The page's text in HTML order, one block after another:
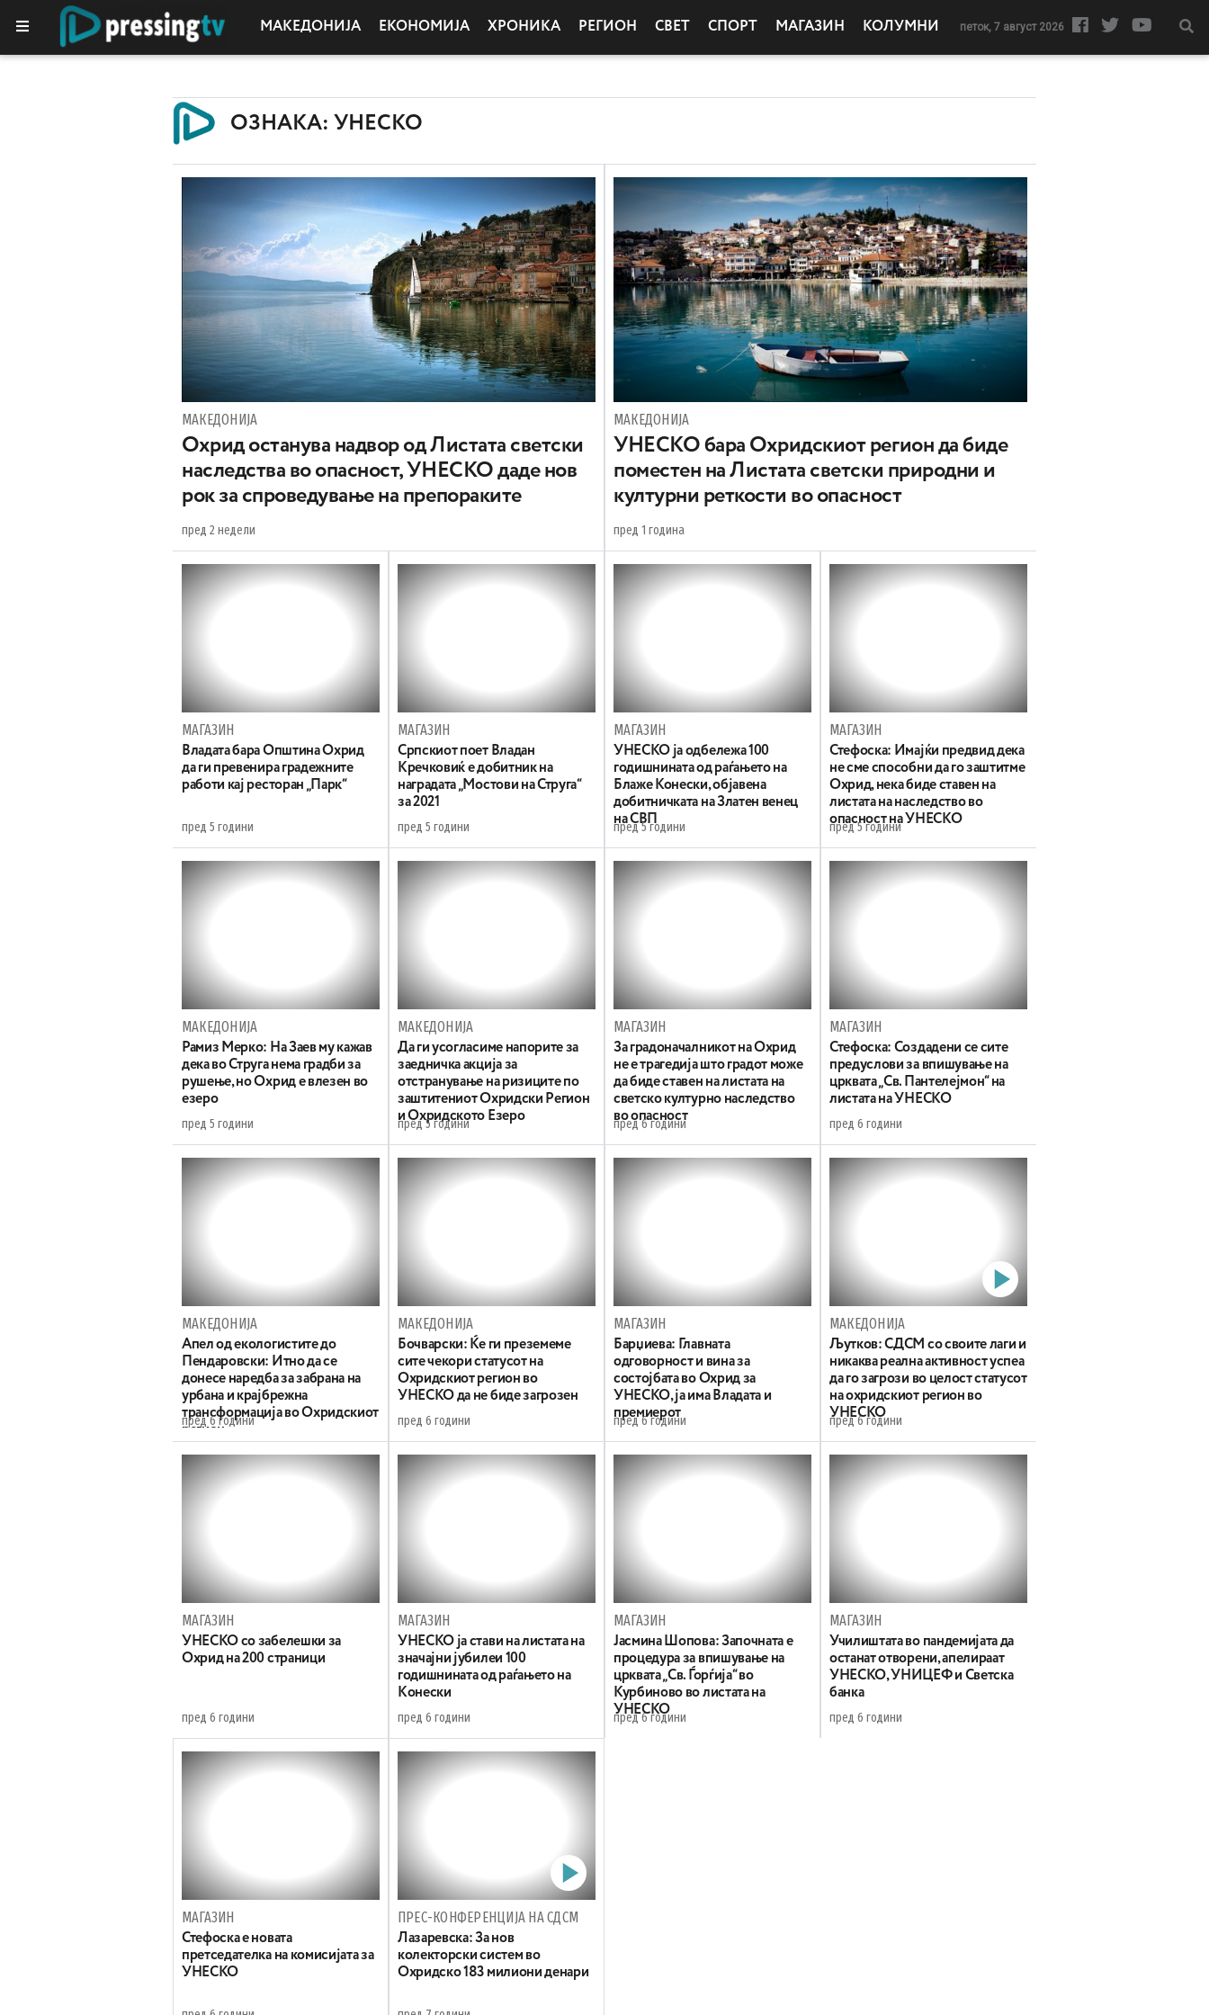
МАКЕДОНИЈА ЕКОНОМИЈА ХРОНИКА РЕГИОН СВЕТ СПОРТ МАГАЗИН КОЛУМНИ петок, 7 август 2026
ОЗНАКА: УНЕСКО
МАКЕДОНИЈА
Охрид останува надвор од Листата светски
наследства во опасност, УНЕСКО даде нов
рок за спроведување на препораките
пред 2 недели
МАКЕДОНИЈА
УНЕСКО бара Охридскиот регион да биде
поместен на Листата светски природни и
културни реткости во опасност
пред 1 година
МАГАЗИН
Владата бара Општина Охрид
да ги превенира градежните
работи кај ресторан „Парк“
пред 5 години
МАГАЗИН
Српскиот поет Владан
Кречковиќ е добитник на
наградата „Мостови на Струга“
за 2021
пред 5 години
МАГАЗИН
УНЕСКО ја одбележа 100
годишнината од раѓањето на
Блаже Конески, објавена
добитничката на Златен венец
на СВП
пред 5 години
МАГАЗИН
Стефоска: Имајќи предвид дека
не сме способни да го заштитме
Охрид, нека биде ставен на
листата на наследство во
опасност на УНЕСКО
пред 5 години
МАКЕДОНИЈА
Рамиз Мерко: На Заев му кажав
дека во Струга нема градби за
рушење, но Охрид е влезен во
езеро
пред 5 години
МАКЕДОНИЈА
Да ги усогласиме напорите за
заедничка акција за
отстранување на ризиците по
заштитениот Oхридски Pегион
и Охридското Езеро
пред 5 години
МАГАЗИН
За градоначалникот на Охрид
не е трагедија што градот може
да биде ставен на листата на
светско културно наследство
во опасност
пред 6 години
МАГАЗИН
Стефоска: Создадени се сите
предуслови за впишување на
црквата „Св. Пантелејмон“ на
листата на УНЕСКО
пред 6 години
МАКЕДОНИЈА
Апел од екологистите до
Пендаровски: Итно да се
донесе наредба за забрана на
урбана и крајбрежна
трансформација во Охридскиот
регион
пред 6 години
МАКЕДОНИЈА
Бочварски: Ќе ги преземеме
сите чекори статусот на
Охридскиот регион во
УНЕСКО да не биде загрозен
пред 6 години
МАГАЗИН
Барџиева: Главната
одговорност и вина за
состојбата во Охрид за
УНЕСКО, ја има Владата и
премиерот
пред 6 години
МАКЕДОНИЈА
Љутков: СДСМ со своите лаги и
никаква реална активност успеа
да го загрози во целост статусот
на охридскиот регион во
УНЕСКО
пред 6 години
МАГАЗИН
УНЕСКО со забелешки за
Охрид на 200 страници
пред 6 години
МАГАЗИН
УНЕСКО ја стави на листата на
значајни јубилеи 100
годишнината од раѓањето на
Kонески
пред 6 години
МАГАЗИН
Јасмина Шопова: Започната е
процедура за впишување на
црквата „Св. Ѓорѓија“ во
Курбиново во листата на
УНЕСКО
пред 6 години
МАГАЗИН
Училиштата во пандемијата да
останат отворени, апелираат
УНЕСКО, УНИЦЕФ и Светска
банка
пред 6 години
МАГАЗИН
Стефоска е новата
претседателка на комисијата за
УНЕСКО
ПРЕС-КОНФЕРЕНЦИЈА НА СДСМ
Лазаревска: За нов
колекторски систем во
Охридско 183 милиони денари